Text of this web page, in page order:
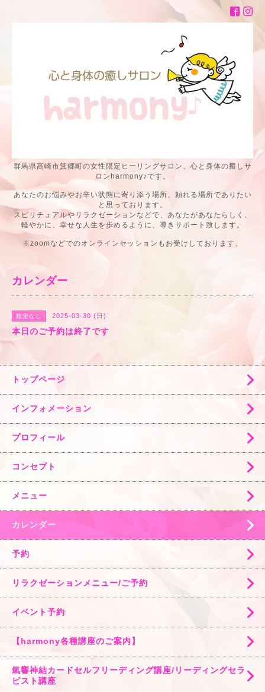
群馬県高崎市箕郷町の女性限定ヒーリングサロン、心と身体の癒しサ
ロンharmony♪です。
あなたのお悩みやお辛い状態に寄り添う場所、頼れる場所でありたい
と思っております。
スピリチュアルやリラクゼーションなどで、あなたがあなたらしく、
軽やかに、幸せな人生を歩めるように、導きサポート致します。
※zoomなどでのオンラインセッションもお受けしております、
カレンダー
指定なし 2025-03-30 (日)
本日のご予約は終了です
トップページ
インフォメーション
プロフィール
コンセプト
メニュー
カレンダー
予約
リラクゼーションメニュー/ご予約
イベント予約
【harmony各種講座のご案内】
氣響神結カードセルフリーディング講座/リーディングセラ
ピスト講座